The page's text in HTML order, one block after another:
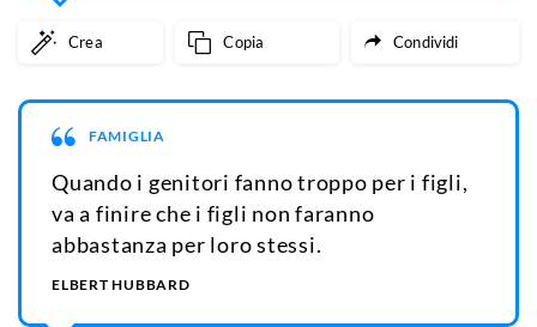
Crea Copia Condividi
FAMIGLIA
Quando i genitori fanno troppo per i figli,
va a finire che i figli non faranno
abbastanza per loro stessi.
ELBERT HUBBARD